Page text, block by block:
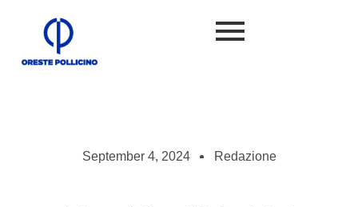
September 4, 2024 Redazione